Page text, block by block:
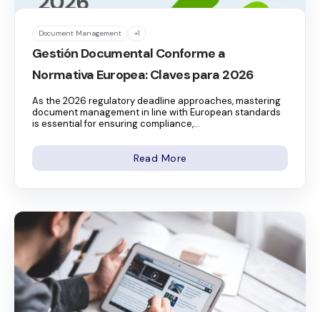
Document Management +1
Gestión Documental Conforme a
Normativa Europea: Claves para 2026
As the 2026 regulatory deadline approaches, mastering
document management in line with European standards
is essential for ensuring compliance,...
Read More